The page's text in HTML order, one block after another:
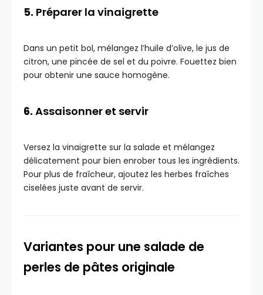
5. Préparer la vinaigrette
Dans un petit bol, mélangez l’huile d’olive, le jus de
citron, une pincée de sel et du poivre. Fouettez bien
pour obtenir une sauce homogène.
6. Assaisonner et servir
Versez la vinaigrette sur la salade et mélangez
délicatement pour bien enrober tous les ingrédients.
Pour plus de fraîcheur, ajoutez les herbes fraîches
ciselées juste avant de servir.
Variantes pour une salade de
perles de pâtes originale